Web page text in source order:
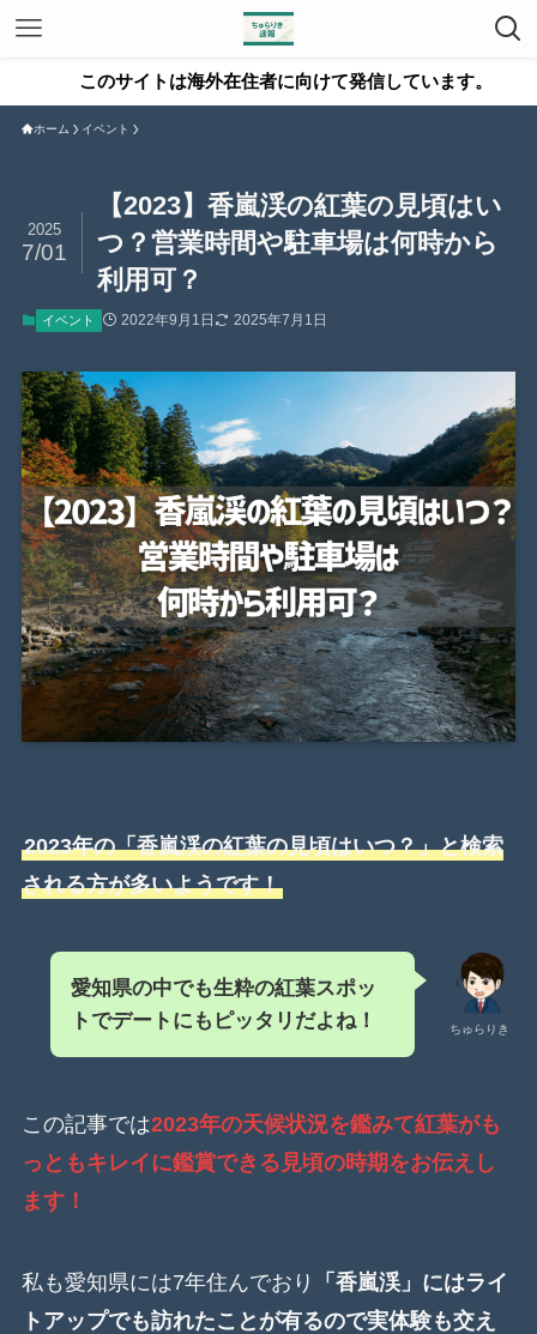
イトは海外在住者に向けて発信しています。
ホーム イベント
【2023】香嵐渓の紅葉の見頃はい
つ？営業時間や駐車場は何時から
利用可？
2025
7/01
イベント 2022年9月1日 2025年7月1日
2023年の「香嵐渓の紅葉の見頃はいつ？」と検索
される方が多いようです！
ちゅらりき
愛知県の中でも生粋の紅葉スポッ
トでデートにもピッタリだよね！
この記事では2023年の天候状況を鑑みて紅葉がも
っともキレイに鑑賞できる見頃の時期をお伝えし
ます！
私も愛知県には7年住んでおり
「香嵐渓」にはライ
トアップでも訪れたことが有るので実体験も交え